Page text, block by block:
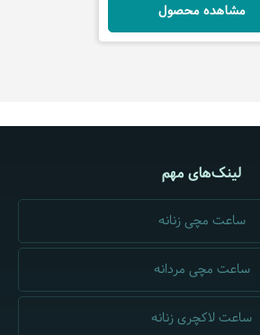
مشاهده محصول
لینک‌های مهم
ساعت مچی زنانه
ساعت مچی مردانه
ساعت لاکچری زنانه